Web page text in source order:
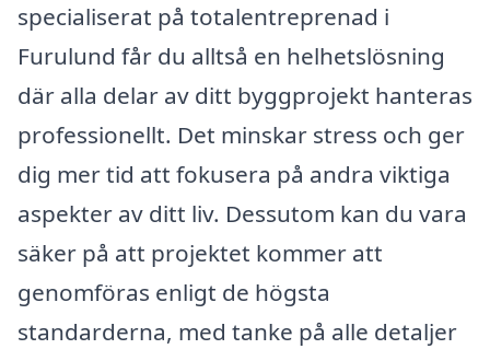
specialiserat på totalentreprenad i
Furulund får du alltså en helhetslösning
där alla delar av ditt byggprojekt hanteras
professionellt. Det minskar stress och ger
dig mer tid att fokusera på andra viktiga
aspekter av ditt liv. Dessutom kan du vara
säker på att projektet kommer att
genomföras enligt de högsta
standarderna, med tanke på alle detaljer